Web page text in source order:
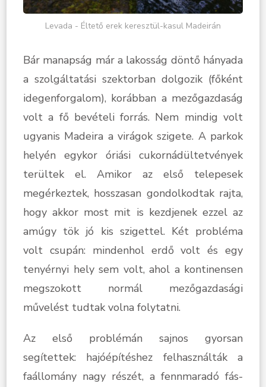
Levada - Éltető erek keresztül-kasul Madeirán
Bár manapság már a lakosság döntő hányada
a szolgáltatási szektorban dolgozik (főként
idegenforgalom), korábban a mezőgazdaság
volt a fő bevételi forrás. Nem mindig volt
ugyanis Madeira a virágok szigete. A parkok
helyén egykor óriási cukornádültetvények
terültek el. Amikor az első telepesek
megérkeztek, hosszasan gondolkodtak rajta,
hogy akkor most mit is kezdjenek ezzel az
amúgy tök jó kis szigettel. Két probléma
volt csupán: mindenhol erdő volt és egy
tenyérnyi hely sem volt, ahol a kontinensen
megszokott normál mezőgazdasági
művelést tudtak volna folytatni.
Az első problémán sajnos gyorsan
segítettek: hajóépítéshez felhasználták a
faállomány nagy részét, a fennmaradó fás-